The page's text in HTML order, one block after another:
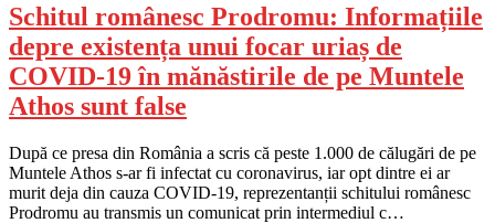
Schitul românesc Prodromu: Informațiile
depre existența unui focar uriaș de
COVID-19 în mănăstirile de pe Muntele
Athos sunt false
După ce presa din România a scris că peste 1.000 de călugări de pe
Muntele Athos s-ar fi infectat cu coronavirus, iar opt dintre ei ar
murit deja din cauza COVID-19, reprezentanții schitului românesc
Prodromu au transmis un comunicat prin intermediul c…